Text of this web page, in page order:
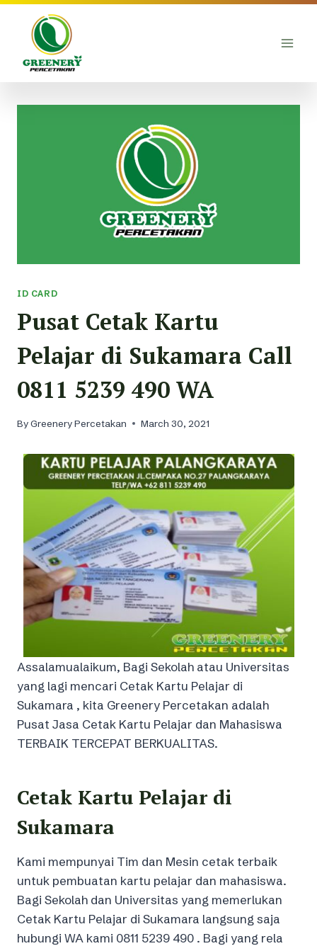
Skip
content
ID CARD
Pusat Cetak Kartu
Pelajar di Sukamara Call
0811 5239 490 WA
ByGreenery Percetakan March 30, 2021
Assalamualaikum, Bagi Sekolah atau Universitas
yang lagi mencari Cetak Kartu Pelajar di
Sukamara , kita Greenery Percetakan adalah
Pusat Jasa Cetak Kartu Pelajar dan Mahasiswa
TERBAIK TERCEPAT BERKUALITAS.
Cetak Kartu Pelajar di
Sukamara
Kami mempunyai Tim dan Mesin cetak terbaik
untuk pembuatan kartu pelajar dan mahasiswa.
Bagi Sekolah dan Universitas yang memerlukan
Cetak Kartu Pelajar di Sukamara langsung saja
hubungi WA kami 0811 5239 490 . Bagi yang rela